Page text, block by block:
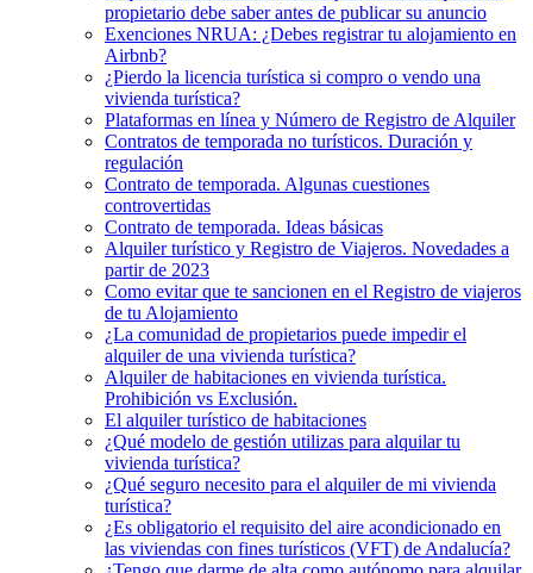
propietario debe saber antes de publicar su anuncio
Exenciones NRUA: ¿Debes registrar tu alojamiento en
Airbnb?
¿Pierdo la licencia turística si compro o vendo una
vivienda turística?
Plataformas en línea y Número de Registro de Alquiler
Contratos de temporada no turísticos. Duración y
regulación
Contrato de temporada. Algunas cuestiones
controvertidas
Contrato de temporada. Ideas básicas
Alquiler turístico y Registro de Viajeros. Novedades a
partir de 2023
Como evitar que te sancionen en el Registro de viajeros
de tu Alojamiento
¿La comunidad de propietarios puede impedir el
alquiler de una vivienda turística?
Alquiler de habitaciones en vivienda turística.
Prohibición vs Exclusión.
El alquiler turístico de habitaciones
¿Qué modelo de gestión utilizas para alquilar tu
vivienda turística?
¿Qué seguro necesito para el alquiler de mi vivienda
turística?
¿Es obligatorio el requisito del aire acondicionado en
las viviendas con fines turísticos (VFT) de Andalucía?